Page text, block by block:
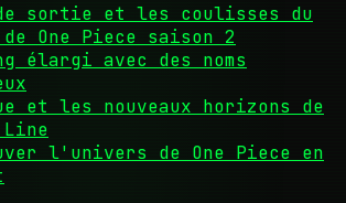
sortie et les coulisses du
One Piece saison 2
élargi avec des noms
et les nouveaux horizons de
l'univers de One Piece en